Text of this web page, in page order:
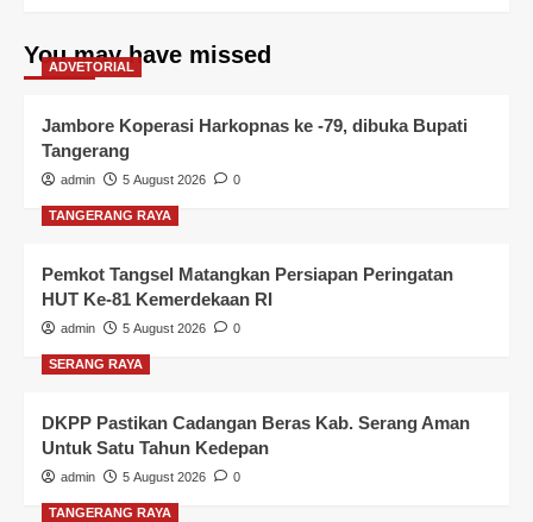
You may have missed
ADVETORIAL
Jambore Koperasi Harkopnas ke -79, dibuka Bupati
Tangerang
admin 5 August 2026 0
TANGERANG RAYA
Pemkot Tangsel Matangkan Persiapan Peringatan
HUT Ke-81 Kemerdekaan RI
admin 5 August 2026 0
SERANG RAYA
DKPP Pastikan Cadangan Beras Kab. Serang Aman
Untuk Satu Tahun Kedepan
admin 5 August 2026 0
TANGERANG RAYA